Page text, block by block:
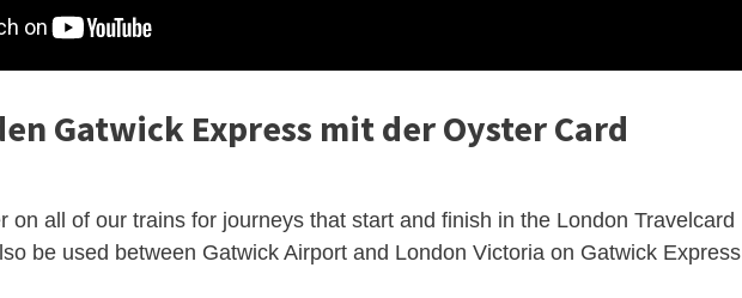
Gatwick Express mit der Oyster Card
on all of our trains for journeys that start and finish in the London Travelcard
be used between Gatwick Airport and London Victoria on Gatwick Express